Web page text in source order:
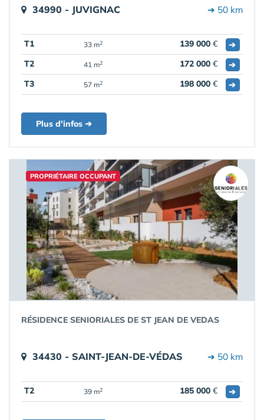
34990 - JUVIGNAC ➔ 50 km
T1 33 m2 139 000 €
➔
T2
41 m2 172 000 €
➔
T3
57 m2 198 000 € ➔
Plus d'infos ➔
PROPRIÉTAIRE OCCUPANT
RÉSIDENCE SENIORIALES DE ST JEAN DE VEDAS
34430 - SAINT-JEAN-DE-VÉDAS ➔ 50 km
T2 39 m2 185 000 € ➔